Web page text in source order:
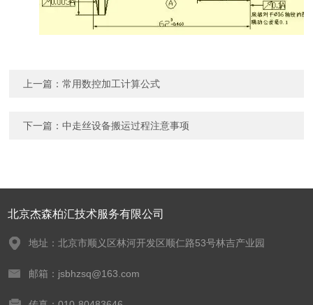
上一篇：常用数控加工计算公式
下一篇：中走丝设备搬运过程注意事项
北京杰森柏汇技术服务有限公司
地址：北京市顺义区林河开发区顺仁路53号林吉产业园
邮箱：jsbhzsq@163.com